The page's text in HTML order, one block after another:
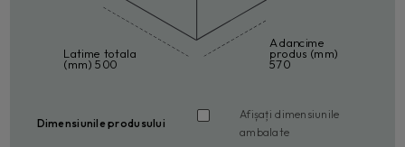
Adancime
produs (mm)
570
Latime totala
(mm) 500
Dimensiunile produsului
Afișați dimensiunile
ambalate